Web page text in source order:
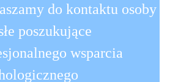
do kontaktu osoby
poszukujące
wsparcia